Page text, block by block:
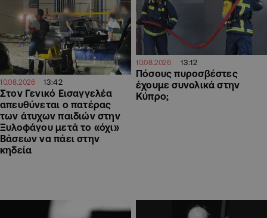
10.08.2026 13:42
Στον Γενικό Εισαγγελέα
απευθύνεται ο πατέρας
των άτυχων παιδιών στην
Ξυλοφάγου μετά το «όχι»
Βάσεων να πάει στην
κηδεία
10.08.2026 13:12
Πόσους πυροσβέστες
έχουμε συνολικά στην
Κύπρο;